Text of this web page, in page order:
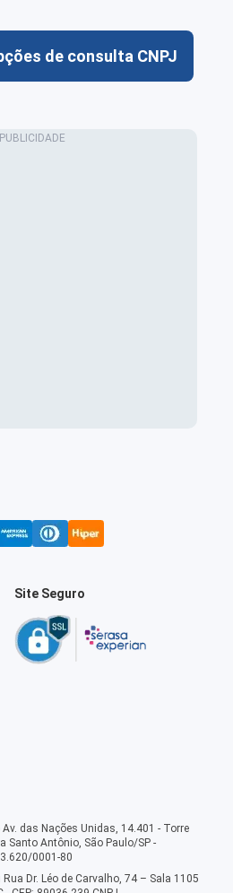
de consulta CNPJ
Site Seguro
das Nações Unidas, 14.401 - Torre
Santo Antônio, São Paulo/SP -
0001-80
Dr. Léo de Carvalho, 74 – Sala 1105